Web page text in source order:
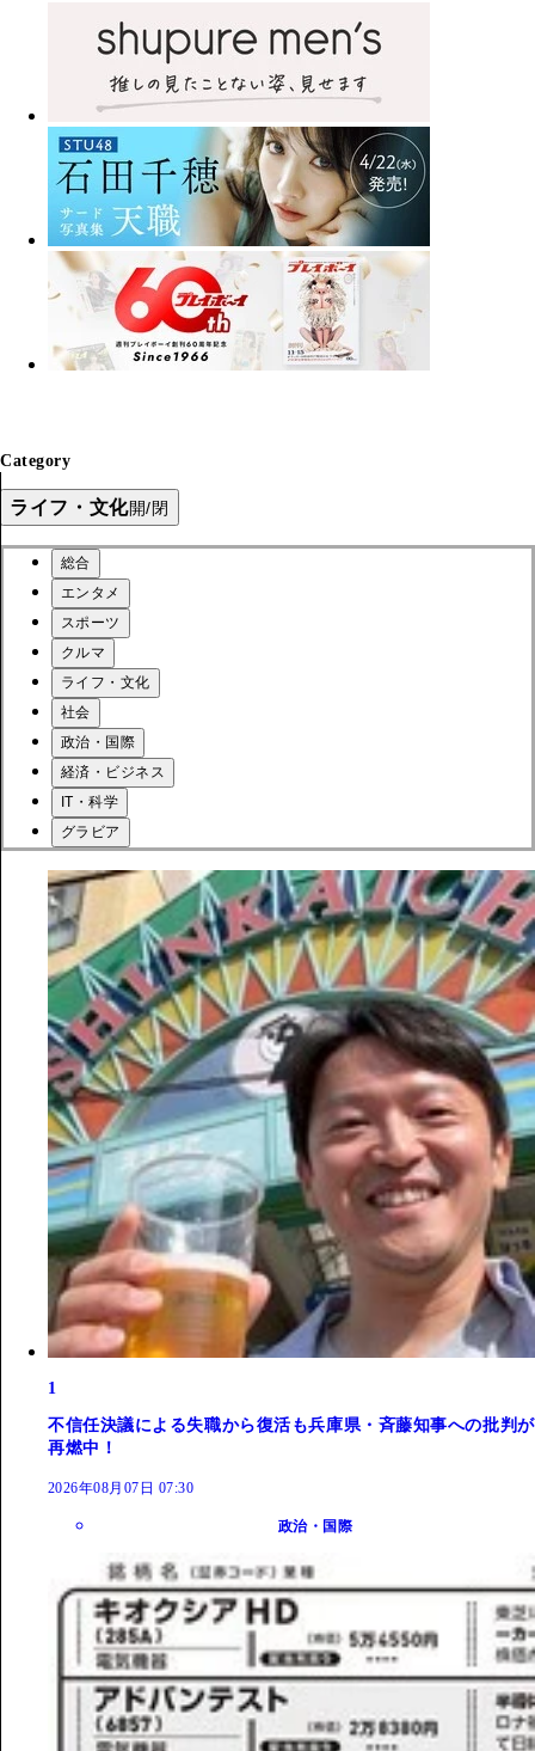
Category
ライフ・文化開/閉
総合
エンタメ
スポーツ
クルマ
ライフ・文化
社会
政治・国際
経済・ビジネス
IT・科学
グラビア
1
不信任決議による失職から復活も兵庫県・斉藤知事への批判が
再燃中！
2026年08月07日 07:30
政治・国際